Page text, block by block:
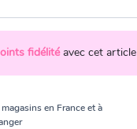
fidélité avec cet article
en France et à